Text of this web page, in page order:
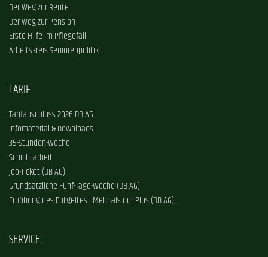
Der Weg zur Rente
Der Weg zur Pension
Erste Hilfe im Pflegefall
Arbeitskreis Seniorenpolitik
TARIF
Tarifabschluss 2026 DB AG
Infomaterial & Downloads
35-Stunden-Woche
Schichtarbeit
Job-Ticket (DB AG)
Grundsätzliche Fünf-Tage-Woche (DB AG)
Erhöhung des Entgeltes - Mehr als nur Plus (DB AG)
SERVICE